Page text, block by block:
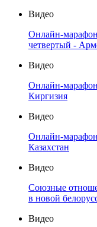
Видео
Онлайн-
четвертый -
Видео
Онлайн-
Киргизия
Видео
Онлайн-
Казахстан
Видео
Союзные
в новой
Видео